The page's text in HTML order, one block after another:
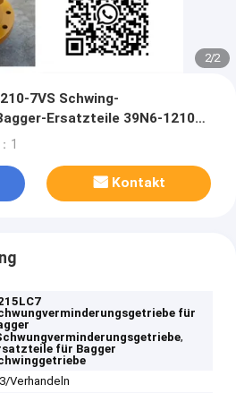
2/2
7VS Schwing-
Ersatzteile 39N6-12100
1
Kontakt
für
,
für Bagger
Verhandeln